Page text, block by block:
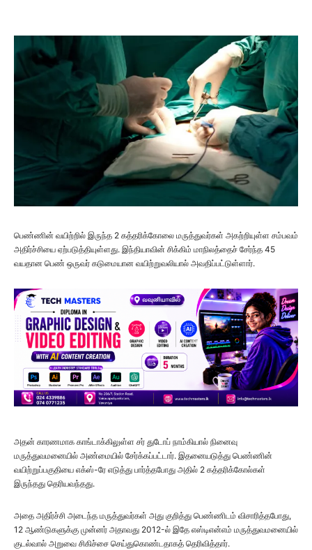
பெண்ணின் வயிற்றில் இருந்த 2 கத்தரிக்கோலை மருத்துவர்கள் அகற்றியுள்ள சம்பவம்
அதிர்ச்சியை ஏற்படுத்தியுள்ளது. இந்தியாவின் சிக்கிம் மாநிலத்தைச் சேர்ந்த 45
வயதான பெண் ஒருவர் கடுமையான வயிற்றுவலியால் அவதிப்பட்டுள்ளார்.
அதன் காரணமாக காங்டாக்கிலுள்ள சர் துடோப் நாம்கியால் நினைவு
மருத்துவமனையில் அண்மையில் சேர்க்கப்பட்டார். இதனையடுத்து பெண்ணின்
வயிற்றுப்பகுதியை எக்ஸ்-ரே எடுத்து பார்த்தபோது அதில் 2 கத்தரிக்கோல்கள்
இருந்தது தெரியவந்தது.
அதை அதிர்ச்சி அடைந்த மருத்துவர்கள் அது குறித்து பெண்ணிடம் விசாரித்தபோது,
12 ஆண்டுகளுக்கு முன்னர் அதாவது 2012-ல் இதே எஸ்டிஎன்எம் மருத்துவமனையில்
குடல்வால் அறுவை சிகிச்சை செய்துகொண்டதாகத் தெரிவித்தார்.